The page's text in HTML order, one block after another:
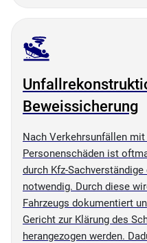
Beweissicherung
Nach Verkehrsunfällen
Personenschäden ist
durch Kfz-
notwendig. Durch diese
Fahrzeugs dokumentiert
Gericht zur Klärung des
herangezogen werden.